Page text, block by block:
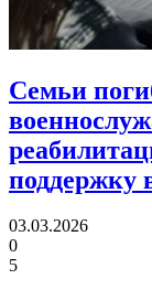
Семьи
поддержку
03.03.2026
0
5